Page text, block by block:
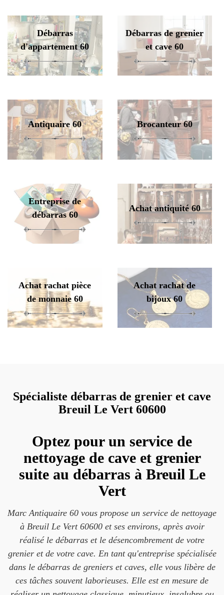
Débarras
d'appartement 60
Débarras de grenier
et cave 60
Antiquaire 60 Brocanteur 60
Entreprise de
débarras 60
Achat antiquité 60
Achat rachat pièce
de monnaie 60
Achat rachat de
bijoux 60
Spécialiste débarras de grenier et cave
Breuil Le Vert 60600
Optez pour un service de
nettoyage de cave et grenier
suite au débarras à Breuil Le
Vert
Marc Antiquaire 60 vous propose un service de nettoyage
à Breuil Le Vert 60600 et ses environs, après avoir
réalisé le débarras et le désencombrement de votre
grenier et de votre cave. En tant qu'entreprise spécialisée
dans le débarras de greniers et caves, elle vous libère de
ces tâches souvent laborieuses. Elle est en mesure de